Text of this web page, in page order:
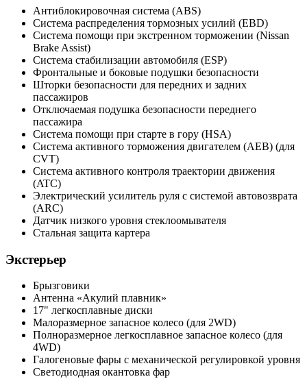
Антиблокировочная система (ABS)
Система распределения тормозных усилий (EBD)
Система помощи при экстренном торможении (Nissan
Brake Assist)
Система стабилизации автомобиля (ESP)
Фронтальные и боковые подушки безопасности
Шторки безопасности для передних и задних
пассажиров
Отключаемая подушка безопасности переднего
пассажира
Система помощи при старте в гору (HSA)
Система активного торможения двигателем (AEB) (для
CVT)
Система активного контроля траектории движения
(ATC)
Электрический усилитель руля с системой автовозврата
(ARC)
Датчик низкого уровня стеклоомывателя
Стальная защита картера
Экстерьер
Брызговики
Антенна «Акулий плавник»
17" легкосплавные диски
Малоразмерное запасное колесо (для 2WD)
Полноразмерное легкосплавное запасное колесо (для
4WD)
Галогеновые фары с механической регулировкой уровня
Светодиодная окантовка фар